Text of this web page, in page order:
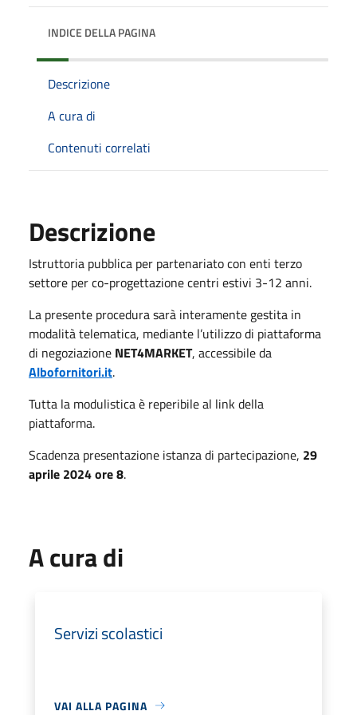
INDICE DELLA PAGINA
Descrizione
A cura di
Contenuti correlati
Descrizione
Istruttoria pubblica per partenariato con enti terzo
settore per co-progettazione centri estivi 3-12 anni.
La presente procedura sarà interamente gestita in
modalità telematica, mediante l’utilizzo di piattaforma
di negoziazione NET4MARKET, accessibile da
Albofornitori.it.
Tutta la modulistica è reperibile al link della
piattaforma.
Scadenza presentazione istanza di partecipazione, 29
aprile 2024 ore 8.
A cura di
Servizi scolastici
VAI ALLA PAGINA